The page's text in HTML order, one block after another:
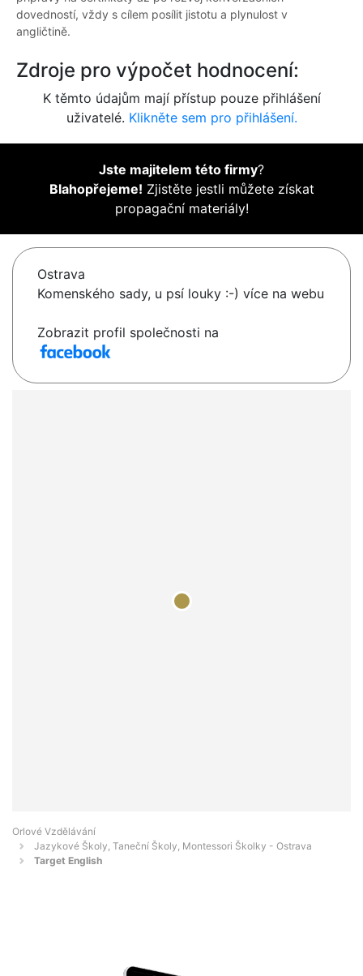
dovedností, vždy s cílem posílit jistotu a plynulost v
angličtině.
Zdroje pro výpočet hodnocení:
K těmto údajům mají přístup pouze přihlášení
uživatelé. Klikněte sem pro přihlášení.
Jste majitelem této firmy?
Blahopřejeme! Zjistěte jestli můžete získat
propagační materiály!
Ostrava
Komenského sady, u psí louky :-) více na webu
Zobrazit profil společnosti na
Orlové Vzdělávání
Jazykové Školy, Taneční Školy, Montessori Školky - Ostrava
Target English